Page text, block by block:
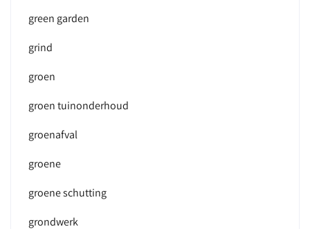
green garden
grind
groen
groen tuinonderhoud
groenafval
groene
groene schutting
grondwerk